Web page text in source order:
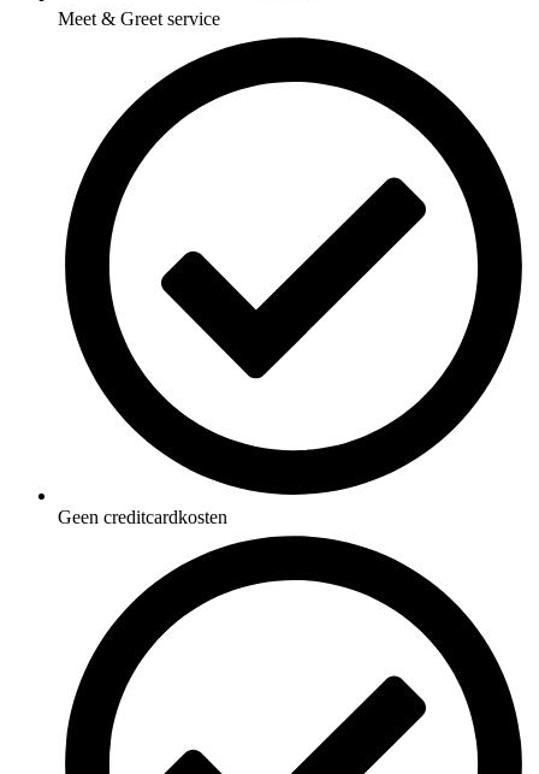
Meet & Greet service
Geen creditcardkosten